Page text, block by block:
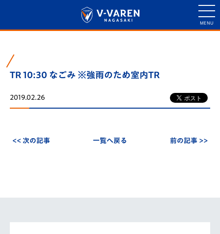
TR 10:30 なごみ ※強雨のため室内TR
2019.02.26
<< 次の記事 一覧へ戻る 前の記事 >>